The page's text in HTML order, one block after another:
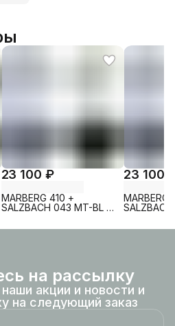
23 100 ₽
MARBERG 410 +
SALZBACH 043 MT-BL +
23 100
MARBERG
на рассылку
акции и новости и
на следующий заказ